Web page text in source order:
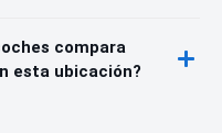
compara
esta ubicación?